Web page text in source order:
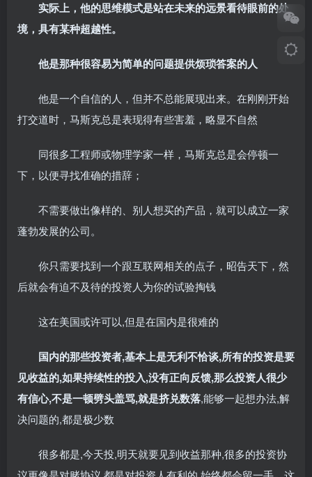
实际上，他的思维模式是站在未来的远景看待眼前的处
境，具有某种超越性。
他是那种很容易为简单的问题提供烦琐答案的人
他是一个自信的人，但并不总能展现出来。在刚刚开始
打交道时，马斯克总是表现得有些害羞，略显不自然
同很多工程师或物理学家一样，马斯克总是会停顿一
下，以便寻找准确的措辞；
不需要做出像样的、别人想买的产品，就可以成立一家
蓬勃发展的公司。
你只需要找到一个跟互联网相关的点子，昭告天下，然
后就会有迫不及待的投资人为你的试验掏钱
这在美国或许可以,但是在国内是很难的
国内的那些投资者,基本上是无利不恰谈,所有的投资是要
见收益的,如果持续性的投入,没有正向反馈,那么投资人很少
有信心,不是一顿劈头盖骂,就是挤兑数落,能够一起想办法,解
决问题的,都是极少数
很多都是,今天投,明天就要见到收益那种,很多的投资协